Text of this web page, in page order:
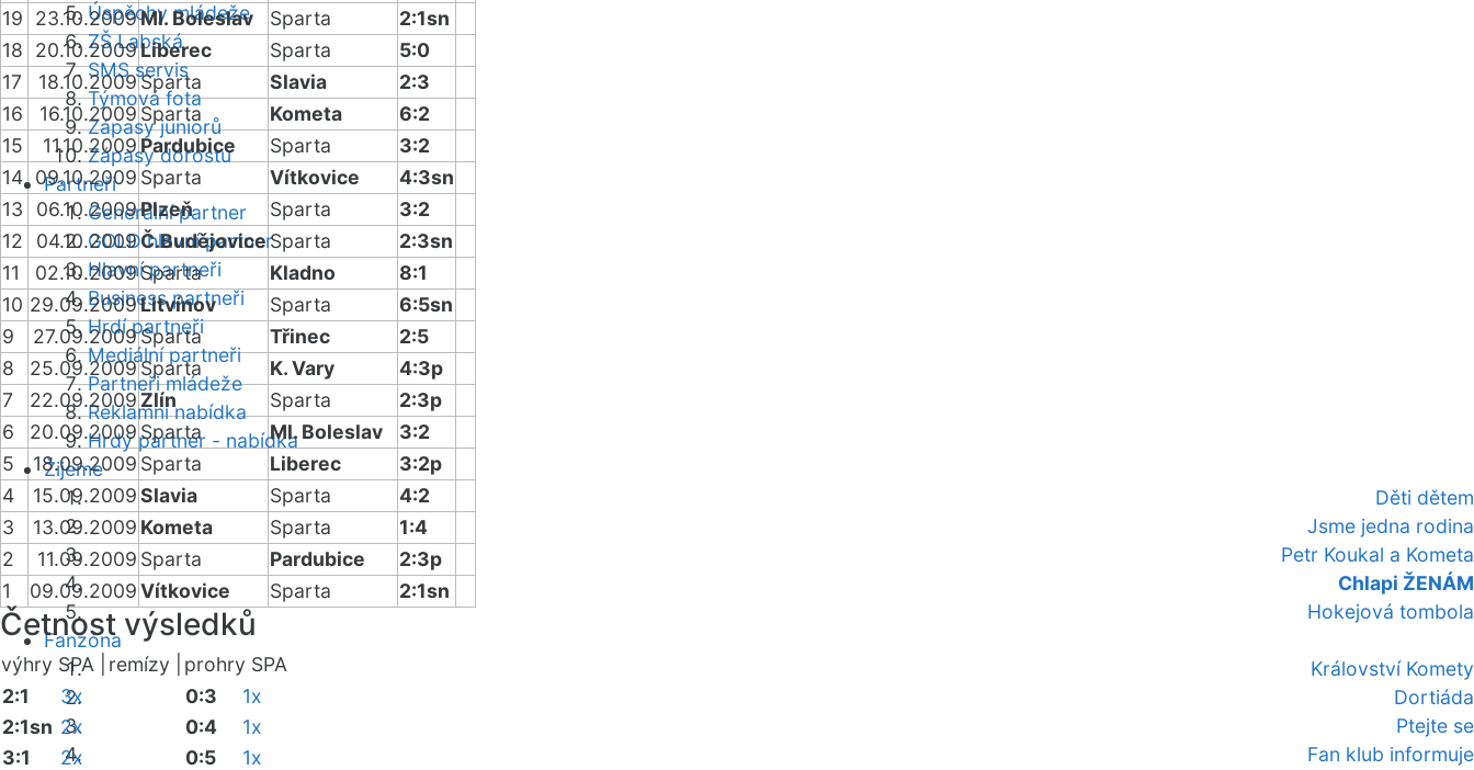
Úspěchy mládeže
ZŠ Labská
SMS servis
Týmová fota
Zápasy juniorů
Zápasy dorostu
Partneři
Generální partner
GOLD hlavní partner
Hlavní partneři
Business partneři
Hrdí partneři
Mediální partneři
Partneři mládeže
Reklamní nabídka
Hrdý partner - nabídka
Žijeme
Děti dětem
Jsme jedna rodina
Petr Koukal a Kometa
Chlapi ŽENÁM
Hokejová tombola
Fanzóna
Království Komety
Dortiáda
Ptejte se
Fan klub informuje
19
23.10.2009Ml. Boleslav Sparta
2:1sn
18
20.10.2009Liberec Sparta
5:0
17
18.10.2009Sparta Slavia
2:3
16
16.10.2009 Sparta Kometa
6:2
15
11.10.2009 Pardubice Sparta
3:2
14 09.10.2009 Sparta Vítkovice
4:3sn
13
06.10.2009Plzeň Sparta
3:2
12
04.10.2009Č.BudějoviceSparta
2:3sn
11
02.10.2009Sparta Kladno
8:1
10 29.09.2009Litvínov Sparta
6:5sn
9
27.09.2009Sparta Třinec
2:5
8
25.09.2009Sparta K. Vary
4:3p
7
22.09.2009 Zlín Sparta
2:3p
6
20.09.2009Sparta Ml. Boleslav
3:2
5
18.09.2009 Sparta Liberec
3:2p
4
15.09.2009Slavia Sparta
4:2
3
13.09.2009 Kometa Sparta
1:4
2
11.09.2009 Sparta Pardubice
2:3p
1
09.09.2009Vítkovice Sparta 2:1sn
Četnost výsledků
výhry SPA | remízy |
prohry SPA
2:1
3x
2:1sn 2x
3:1
2x
0:3
1x
0:4
1x
0:5
1x